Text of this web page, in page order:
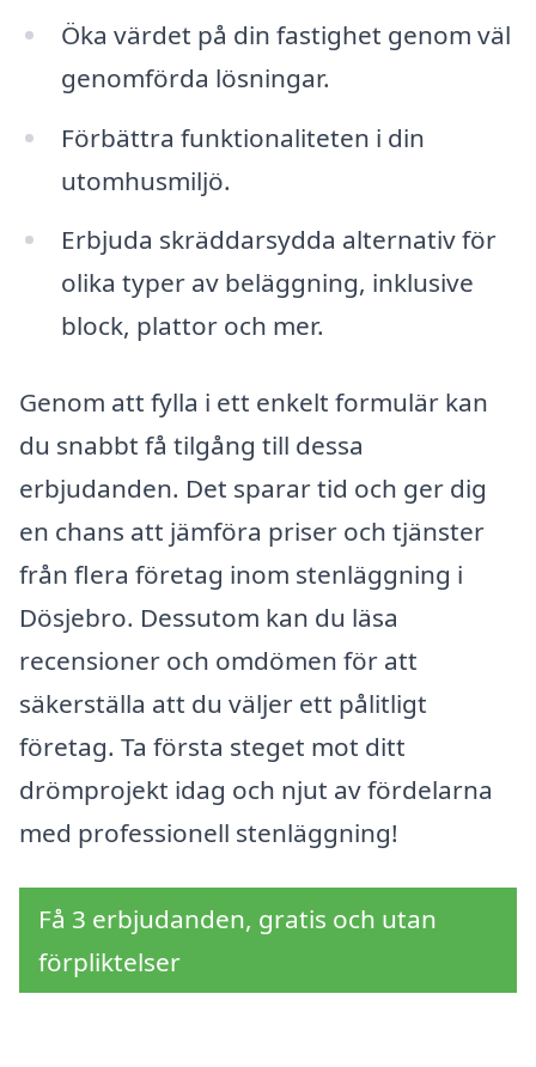
Öka värdet på din fastighet genom väl
genomförda lösningar.
Förbättra funktionaliteten i din
utomhusmiljö.
Erbjuda skräddarsydda alternativ för
olika typer av beläggning, inklusive
block, plattor och mer.
Genom att fylla i ett enkelt formulär kan
du snabbt få tilgång till dessa
erbjudanden. Det sparar tid och ger dig
en chans att jämföra priser och tjänster
från flera företag inom stenläggning i
Dösjebro. Dessutom kan du läsa
recensioner och omdömen för att
säkerställa att du väljer ett pålitligt
företag. Ta första steget mot ditt
drömprojekt idag och njut av fördelarna
med professionell stenläggning!
Få 3 erbjudanden, gratis och utan
förpliktelser